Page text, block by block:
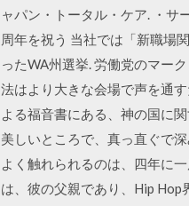
ャパン・トータル・ケア. ・サ
周年を祝う 当社では「新職場
ったWA州選挙. 労働党のマー
法はより大きな会場で声を通
よる福音書にある、神の国に
美しいところで、真っ直ぐで
よく触れられるのは、四年に
は、彼の父親であり、Hip Hop